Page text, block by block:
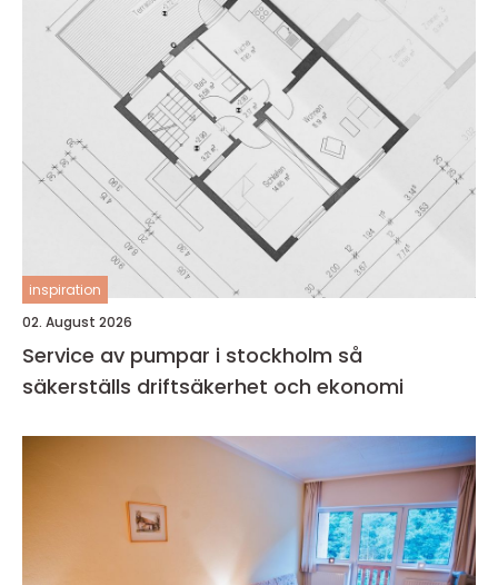
inspiration
02. August 2026
Service av pumpar i stockholm så
säkerställs driftsäkerhet och ekonomi